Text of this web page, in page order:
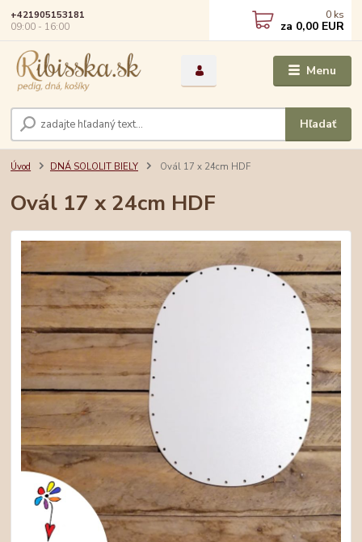
Menu
Hľadať
+421905153181
09:00 - 16:00
0 ks
za 0,00 EUR
Úvod DNÁ SOLOLIT BIELY Ovál 17 x 24cm HDF
Ovál 17 x 24cm HDF